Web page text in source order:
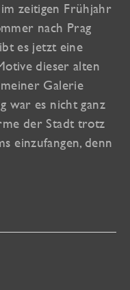
zeitigen Frühjahr
nach Prag
es jetzt eine
dieser alten
Galerie
war es nicht ganz
der Stadt trotz
einzufangen, denn